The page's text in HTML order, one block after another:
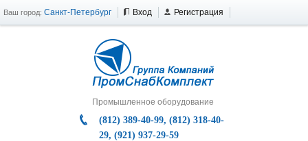
Ваш город: Санкт-Петербург Вход Регистрация
Промышленное оборудование
(812) 389-40-99, (812) 318-40-
29, (921) 937-29-59